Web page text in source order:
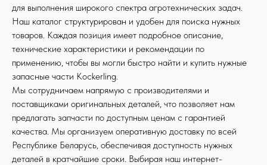
для выполнения широкого спектра агротехнических задач.
Наш каталог структурирован и удобен для поиска нужных
товаров. Каждая позиция имеет подробное описание,
технические характеристики и рекомендации по
применению, чтобы вы могли быстро найти и купить нужные
запасные части Kockerling.
Мы сотрудничаем напрямую с производителями и
поставщиками оригинальных деталей, что позволяет нам
предлагать запчасти по доступным ценам с гарантией
качества. Мы организуем оперативную доставку по всей
Республике Беларусь, обеспечивая доступность нужных
деталей в кратчайшие сроки. Выбирая наш интернет-